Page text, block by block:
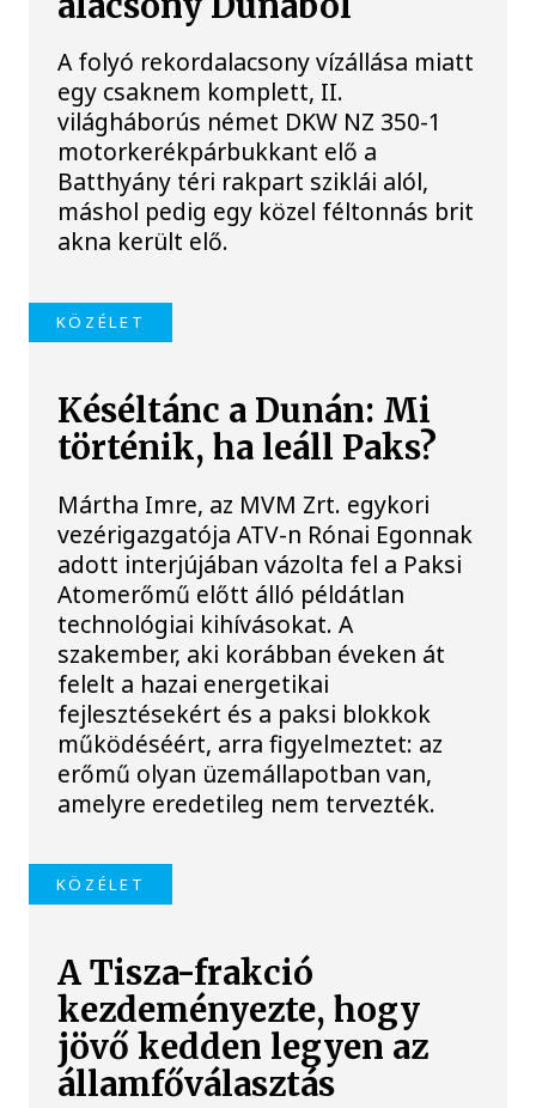
A folyó rekordalacsony vízállása miatt
egy csaknem komplett, II.
világháborús német DKW NZ 350-1
motorkerékpárbukkant elő a
Batthyány téri rakpart sziklái alól,
máshol pedig egy közel féltonnás brit
akna került elő.
KÖZÉLET
Késéltánc a Dunán: Mi
történik, ha leáll Paks?
Mártha Imre, az MVM Zrt. egykori
vezérigazgatója ATV-n Rónai Egonnak
adott interjújában vázolta fel a Paksi
Atomerőmű előtt álló példátlan
technológiai kihívásokat. A
szakember, aki korábban éveken át
felelt a hazai energetikai
fejlesztésekért és a paksi blokkok
működéséért, arra figyelmeztet: az
erőmű olyan üzemállapotban van,
amelyre eredetileg nem tervezték.
KÖZÉLET
A Tisza-frakció
kezdeményezte, hogy
jövő kedden legyen az
államfőválasztás